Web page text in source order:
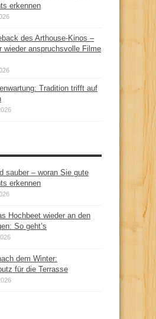
erkennen
des Arthouse-Kinos –
wieder anspruchsvolle Filme
Tradition trifft auf
sauber – woran Sie gute
erkennen
Hochbeet wieder an den
So geht’s
dem Winter:
für die Terrasse